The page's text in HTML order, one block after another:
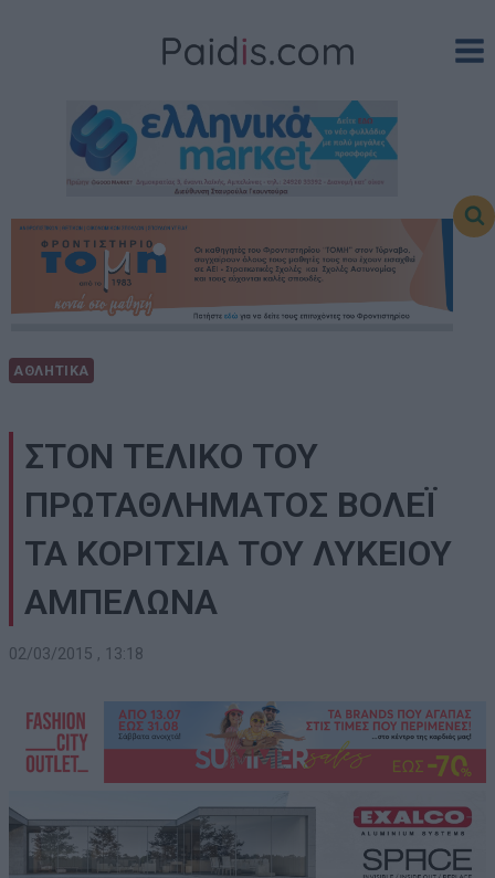
ΑΘΛΗΤΙΚΑ
ΣΤΟΝ ΤΕΛΙΚΟ ΤΟΥ
ΠΡΩΤΑΘΛΗΜΑΤΟΣ ΒΟΛΕΪ
ΤΑ ΚΟΡΙΤΣΙΑ ΤΟΥ ΛΥΚΕΙΟΥ
ΑΜΠΕΛΩΝΑ
02/03/2015 , 13:18